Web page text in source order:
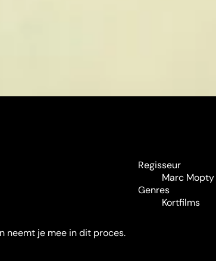
neemt je mee in dit proces.
Regisseur
Marc Mopty
Genres
Kortfilms